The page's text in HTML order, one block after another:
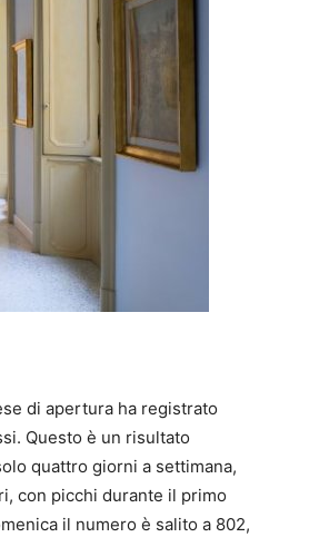
di apertura ha registrato
Questo è un risultato
quattro giorni a settimana,
con picchi durante il primo
il numero è salito a 802,